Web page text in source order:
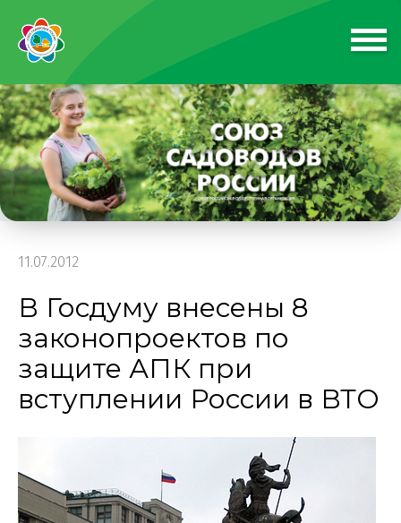
11.07.2012
В Госдуму внесены 8
законопроектов по
защите АПК при
вступлении России в ВТО